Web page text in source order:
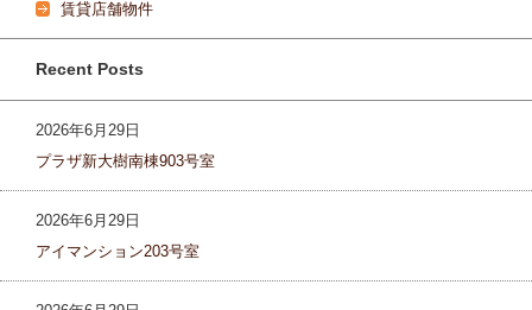
賃貸店舗物件
Recent Posts
2026年6月29日
プラザ新大樹南棟903号室
2026年6月29日
アイマンション203号室